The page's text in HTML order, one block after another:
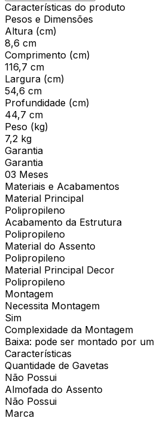
Características do produto
Pesos e Dimensões
Altura (cm)
8,6 cm
Comprimento (cm)
116,7 cm
Largura (cm)
54,6 cm
Profundidade (cm)
44,7 cm
Peso (kg)
7,2 kg
Garantia
Garantia
03 Meses
Materiais e Acabamentos
Material Principal
Polipropileno
Acabamento da Estrutura
Polipropileno
Material do Assento
Polipropileno
Material Principal Decor
Polipropileno
Montagem
Necessita Montagem
Sim
Complexidade da Montagem
Baixa: pode ser montado por
Características
Quantidade de Gavetas
Não Possui
Almofada do Assento
Não Possui
Marca